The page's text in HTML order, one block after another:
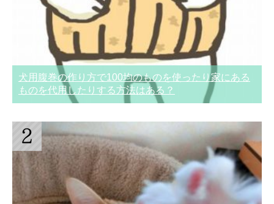
犬用腹巻の作り方で100均のものを使ったり家にある
ものを代用したりする方法はある？